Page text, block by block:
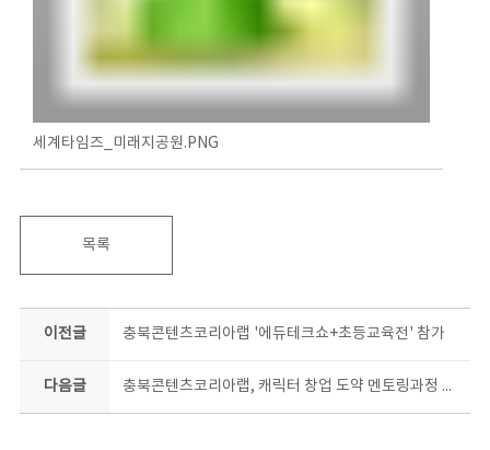
세계타임즈_미래지공원.PNG
목록
이전글 충북콘텐츠코리아랩 '에듀테크쇼+초등교육전' 참가
다음글 충북콘텐츠코리아랩, 캐릭터 창업 도약 멘토링과정 참여자 모집